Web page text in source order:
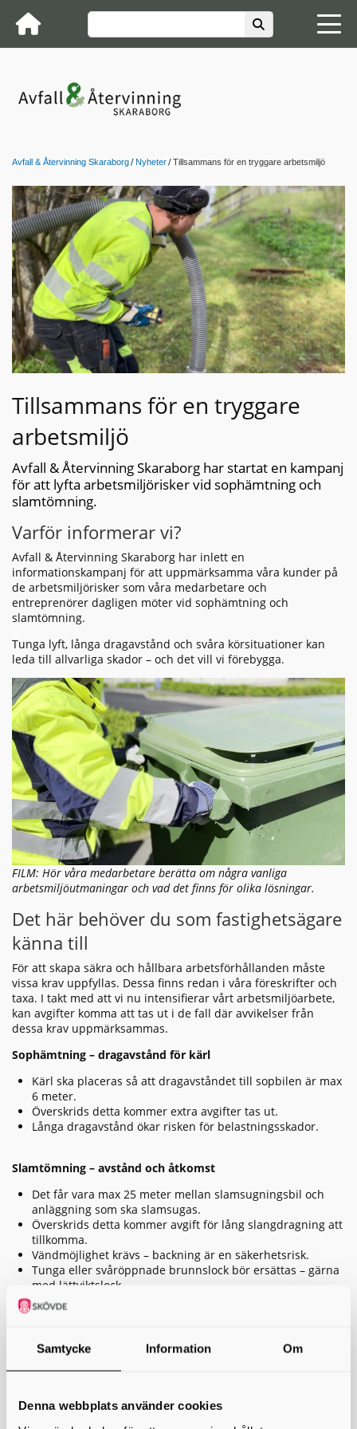
Samtycke Information Om
Denna webbplats använder cookies
Avfall & Återvinning Skaraborg Nyheter Tillsammans för en tryggare arbetsmiljö
Tillsammans för en tryggare
arbetsmiljö
Avfall & Återvinning Skaraborg har startat en kampanj
för att lyfta arbetsmiljörisker vid sophämtning och
slamtömning.
Varför informerar vi?
Avfall & Återvinning Skaraborg har inlett en
informationskampanj för att uppmärksamma våra kunder på
de arbetsmiljörisker som våra medarbetare och
entreprenörer dagligen möter vid sophämtning och
slamtömning.
Tunga lyft, långa dragavstånd och svåra körsituationer kan
leda till allvarliga skador – och det vill vi förebygga.
FILM: Hör våra medarbetare berätta om några vanliga
arbetsmiljöutmaningar och vad det finns för olika lösningar.
Det här behöver du som fastighetsägare
känna till
För att skapa säkra och hållbara arbetsförhållanden måste
vissa krav uppfyllas. Dessa finns redan i våra föreskrifter och
taxa. I takt med att vi nu intensifierar vårt arbetsmiljöarbete,
kan avgifter komma att tas ut i de fall där avvikelser från
dessa krav uppmärksammas.
Sophämtning – dragavstånd för kärl
Kärl ska placeras så att dragavståndet till sopbilen är max
6 meter.
Överskrids detta kommer extra avgifter tas ut.
Långa dragavstånd ökar risken för belastningsskador.
Slamtömning – avstånd och åtkomst
Det får vara max 25 meter mellan slamsugningsbil och
anläggning som ska slamsugas.
Överskrids detta kommer avgift för lång slangdragning att
tillkomma.
Vändmöjlighet krävs – backning är en säkerhetsrisk.
Tunga eller svåröppnade brunnslock bör ersättas – gärna
med lättviktslock.
Vad kan du som kund göra?
Håll dragavståndet mellan kärl och sopbil under 6 meter.
Placera kärlen på jämnt, hårdgjort underlag – gärna asfalt,